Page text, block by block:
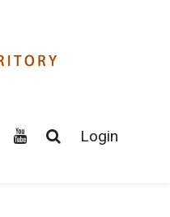
Login